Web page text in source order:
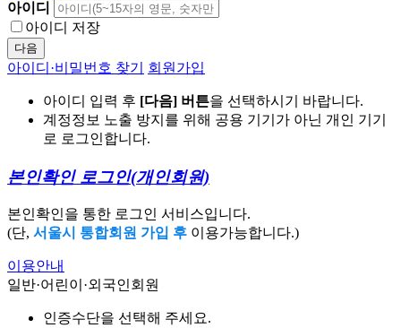
아이디
아이디 저장
다음
아이디·비밀번호 찾기 회원가입
아이디 입력 후 [다음] 버튼을 선택하시기 바랍니다.
계정정보 노출 방지를 위해 공용 기기가 아닌 개인 기기
로 로그인합니다.
본인확인 로그인(개인회원)
본인확인을 통한 로그인 서비스입니다.
(단, 서울시 통합회원 가입 후 이용가능합니다.)
이용안내
일반·어린이·외국인회원
인증수단을 선택해 주세요.